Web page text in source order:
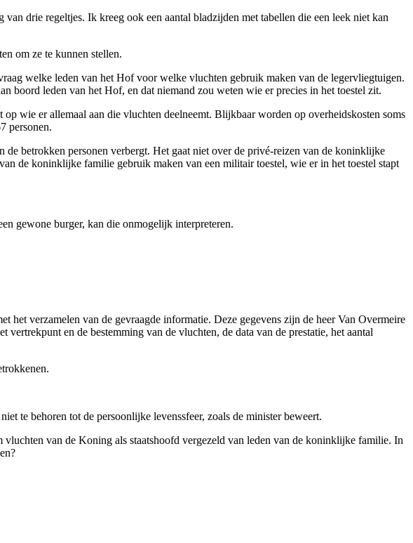
drie regeltjes. Ik kreeg ook een aantal bladzijden met tabellen die een leek niet kan
om ze te kunnen stellen.
welke leden van het Hof voor welke vluchten gebruik maken van de legervliegtuigen.
boord leden van het Hof, en dat niemand zou weten wie er precies in het toestel zit.
wie er allemaal aan die vluchten deelneemt. Blijkbaar worden op overheidskosten soms
personen.
betrokken personen verbergt. Het gaat niet over de privé-reizen van de koninklijke
de koninklijke familie gebruik maken van een militair toestel, wie er in het toestel stapt
gewone burger, kan die onmogelijk interpreteren.
het verzamelen van de gevraagde informatie. Deze gegevens zijn de heer Van Overmeire
en de bestemming van de vluchten, de data van de prestatie, het aantal
te behoren tot de persoonlijke levenssfeer, zoals de minister beweert.
van de Koning als staatshoofd vergezeld van leden van de koninklijke familie. In